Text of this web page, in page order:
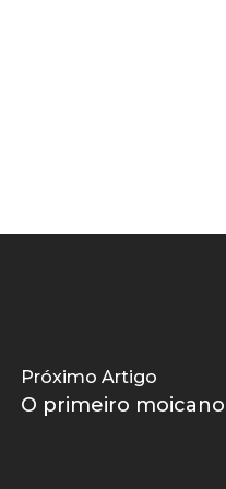
Próximo Artigo
O primeiro moicano